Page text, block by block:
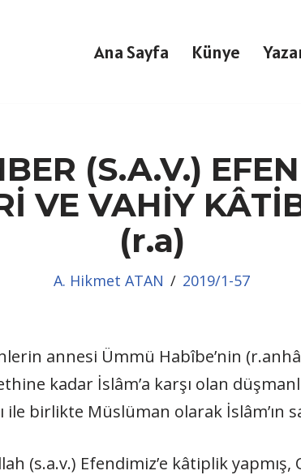
Ana Sayfa Künye
(S.A.V.)
VE VAHİY
(r.a)
A. Hikmet ATAN 2019/1-57
annesi Ümmü Habîbe’nin
kadar İslâm’a karşı olan
birlikte Müslüman olarak İslâm’ın
(s.a.v.) Efendimiz’e kâtiplik